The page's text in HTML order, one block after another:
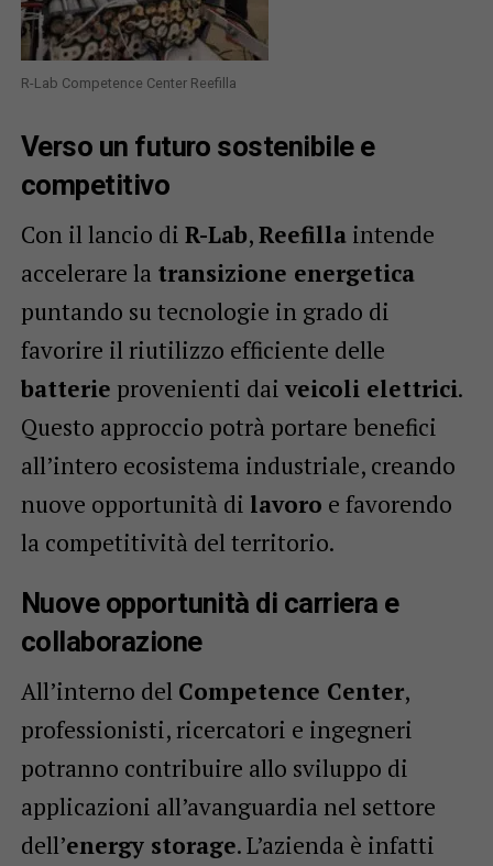
R-Lab Competence Center Reefilla
Verso un futuro sostenibile e
competitivo
Con il lancio di R-Lab,Reefillaintende
accelerare la transizione energetica
puntando su tecnologie in grado di
favorire il riutilizzo efficiente delle
batterie provenienti dai veicoli elettrici.
Questo approccio potrà portare benefici
all’intero ecosistema industriale, creando
nuove opportunità di lavoro e favorendo
la competitività del territorio.
Nuove opportunità di carriera e
collaborazione
All’interno del Competence Center,
professionisti, ricercatori e ingegneri
potranno contribuire allo sviluppo di
applicazioni all’avanguardia nel settore
dell’energy storage. L’azienda è infatti